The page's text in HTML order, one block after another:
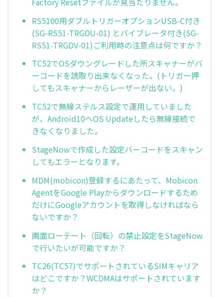
RS5100用ダブルトリガーオプションUSB-C付き
(SG-RS51-TRGDU-01) とバイブレータ付き(SG-
RS51-TRGDV-01)ご利用時の注意点は何ですか？
TC52でOSダウングレードした所スキャナーがバ
ーコードを読取り出来なくなった。(トリガー押
してもスキャナーからレーザーが出ない。)
TC52で無線ステルス設定で運用していました
が、Android10へOS Updateしたら無線接続で
きなくなりました。
StageNowで作成した設定バーコードをスキャン
してもエラーとなります。
MDM(mobicon)登録するにあたって、Mobicon
AgentをGoogle Playからダウンロードするため
だけにGoogleアカウントを取得しなければなら
ないですか？
画面ローテート（回転）の禁止設定をStageNow
で行いたいが可能ですか？
TC26(TC57)でサポートされているSIMキャリア
はどこですか？WCDMAはサポートされています
か？